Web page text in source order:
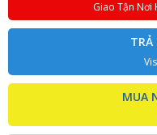
Giao Tận Nơi
TRẢ
MUA